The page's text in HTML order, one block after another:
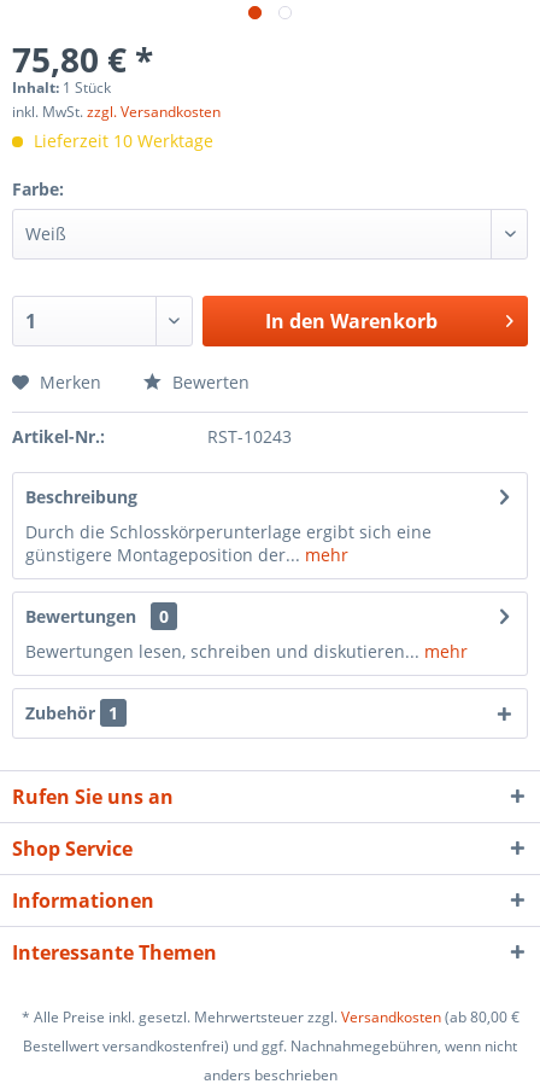
75,80 € *
Inhalt: 1 Stück
inkl. MwSt.zzgl. Versandkosten
Lieferzeit 10 Werktage
Farbe:
In den Warenkorb
Merken Bewerten
Artikel-Nr.: RST-10243
Beschreibung
Durch die Schlosskörperunterlage ergibt sich eine
günstigere Montageposition der... mehr
Bewertungen
0
Bewertungen lesen, schreiben und diskutieren... mehr
Zubehör 1
Rufen Sie uns an
Shop Service
Informationen
Interessante Themen
* Alle Preise inkl. gesetzl. Mehrwertsteuer zzgl.Versandkosten(ab 80,00 €
Bestellwert versandkostenfrei) und ggf. Nachnahmegebühren, wenn nicht
anders beschrieben